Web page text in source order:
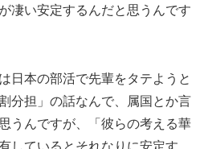
凄い安定するんだと思うんです
日本の部活で先輩をタテようと
分担」の話なんで、属国とか言
うんですが、「彼らの考える華
しているとそれなりに安定す